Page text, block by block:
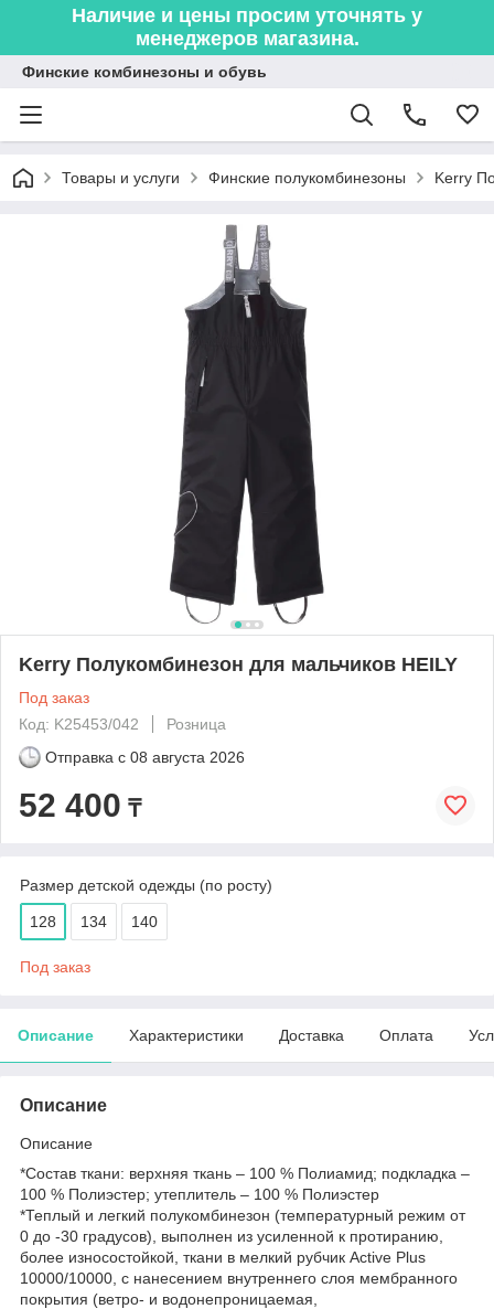
Наличие и цены просим уточнять у
менеджеров магазина.
Финские комбинезоны и обувь
Товары и услуги Финские полукомбинезоны Kerry
Kerry Полукомбинезон для мальчиков HEILY
Под заказ
Код: K25453/042
Розница
Отправка с 08 августа 2026
52 400 ₸
Размер детской одежды (по росту)
128 134 140
Под заказ
Описание Характеристики Доставка Оплата
Описание
Описание
*Состав ткани: верхняя ткань – 100 % Полиамид; подкладка –
100 % Полиэстер; утеплитель – 100 % Полиэстер
*Теплый и легкий полукомбинезон (температурный режим от
0 до -30 градусов), выполнен из усиленной к протиранию,
более износостойкой, ткани в мелкий рубчик Active Plus
10000/10000, с нанесением внутреннего слоя мембранного
покрытия (ветро- и водонепроницаемая,